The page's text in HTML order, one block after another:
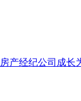
产经纪公司成长